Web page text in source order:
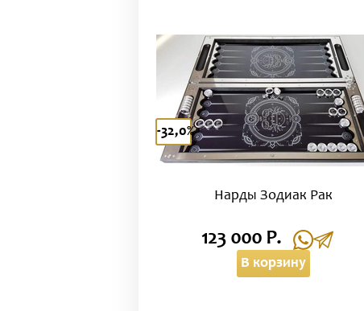
Нарды Зодиак Рак
-32,0%
123 000 Р.
В корзину